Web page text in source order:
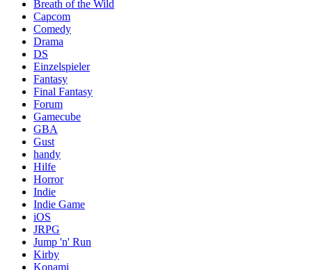
Breath of the Wild
Capcom
Comedy
Drama
DS
Einzelspieler
Fantasy
Final Fantasy
Forum
Gamecube
GBA
Gust
handy
Hilfe
Horror
Indie
Indie Game
iOS
JRPG
Jump 'n' Run
Kirby
Konami